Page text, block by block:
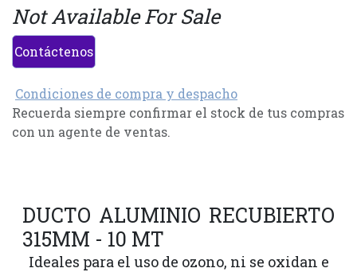
Not Available For Sale
Contáctenos
Condiciones de compra y despacho
Recuerda siempre confirmar el stock de tus compras
con un agente de ventas.
DUCTO ALUMINIO RECUBIERTO
315MM - 10 MT
Ideales para el uso de ozono, ni se oxidan e